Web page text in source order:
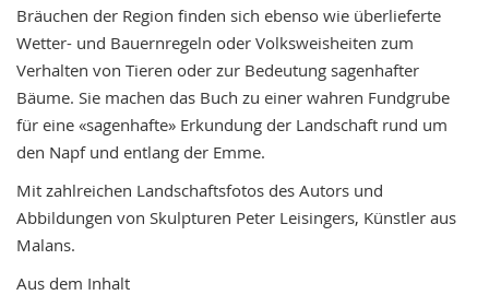
Bräuchen der Region finden sich ebenso wie überlieferte
Wetter- und Bauernregeln oder Volksweisheiten zum
Verhalten von Tieren oder zur Bedeutung sagenhafter
Bäume. Sie machen das Buch zu einer wahren Fundgrube
für eine «sagenhafte» Erkundung der Landschaft rund um
den Napf und entlang der Emme.
Mit zahlreichen Landschaftsfotos des Autors und
Abbildungen von Skulpturen Peter Leisingers, Künstler aus
Malans.
Aus dem Inhalt